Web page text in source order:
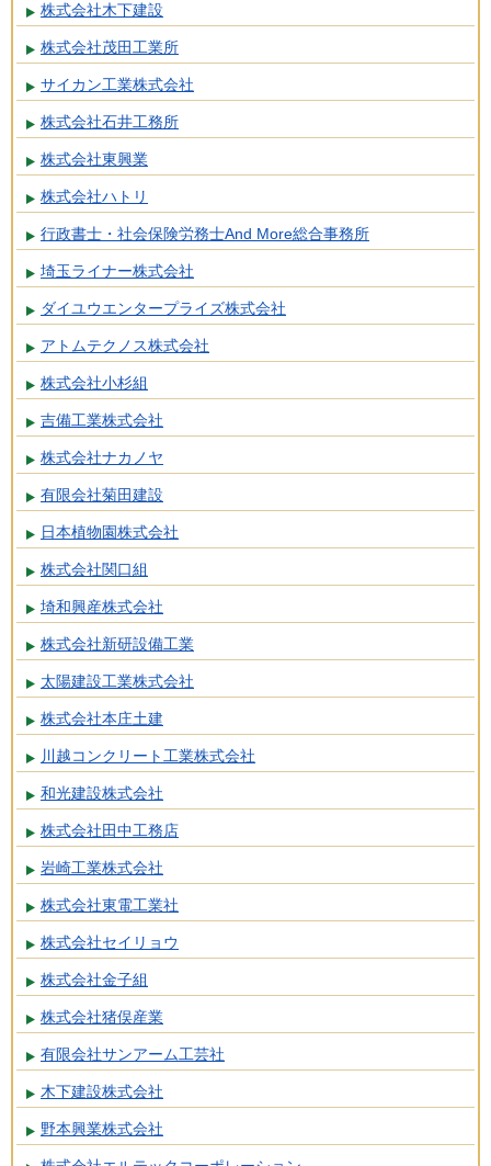
株式会社木下建設
株式会社茂田工業所
サイカン工業株式会社
株式会社石井工務所
株式会社東興業
株式会社ハトリ
行政書士・社会保険労務士And More総合事務所
埼玉ライナー株式会社
ダイユウエンタープライズ株式会社
アトムテクノス株式会社
株式会社小杉組
吉備工業株式会社
株式会社ナカノヤ
有限会社菊田建設
日本植物園株式会社
株式会社関口組
埼和興産株式会社
株式会社新研設備工業
太陽建設工業株式会社
株式会社本庄土建
川越コンクリート工業株式会社
和光建設株式会社
株式会社田中工務店
岩崎工業株式会社
株式会社東電工業社
株式会社セイリョウ
株式会社金子組
株式会社猪俣産業
有限会社サンアーム工芸社
木下建設株式会社
野本興業株式会社